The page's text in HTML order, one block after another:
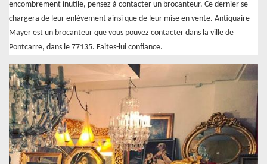
encombrement inutile, pensez à contacter un brocanteur. Ce dernier se
chargera de leur enlèvement ainsi que de leur mise en vente. Antiquaire
Mayer est un brocanteur que vous pouvez contacter dans la ville de
Pontcarre, dans le 77135. Faites-lui confiance.